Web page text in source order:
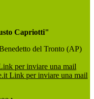
Capriotti"
del Tronto (AP)
per inviare una mail
Link per inviare una mail